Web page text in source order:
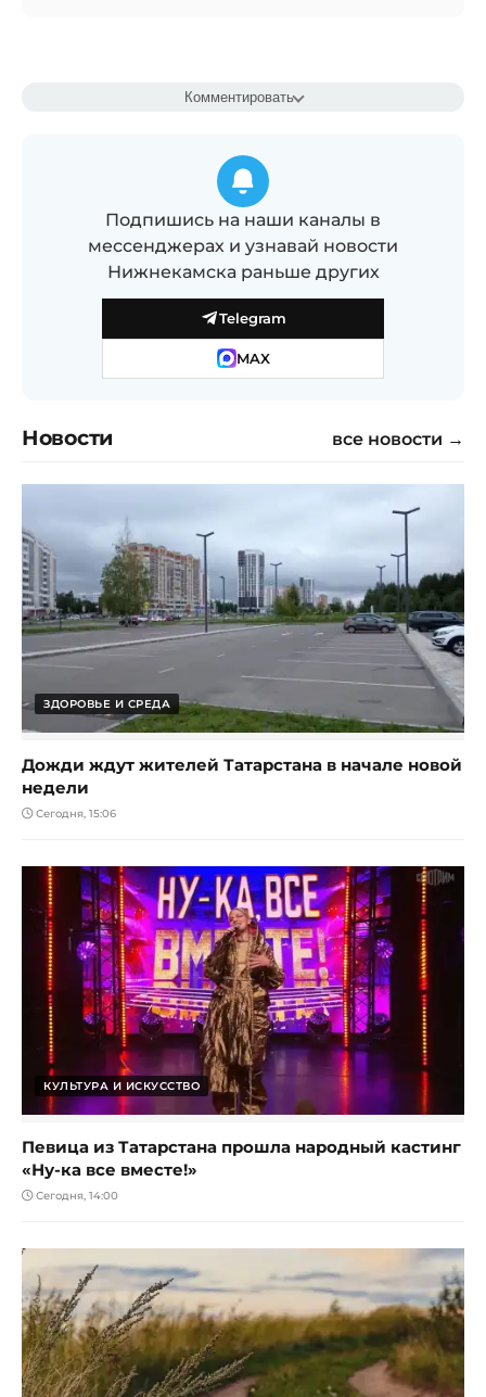
Комментировать
Подпишись на наши каналы в
мессенджерах и узнавай новости
Нижнекамска раньше других
Telegram
MAX
Новости все новости →
ЗДОРОВЬЕ И СРЕДА
Дожди ждут жителей Татарстана в начале новой
недели
Сегодня, 15:06
КУЛЬТУРА И ИСКУССТВО
Певица из Татарстана прошла народный кастинг
«Ну-ка все вместе!»
Сегодня, 14:00